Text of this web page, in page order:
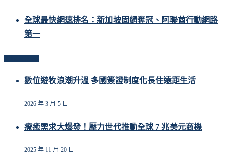
全球最快網速排名：新加坡固網奪冠、阿聯酋行動網路
第一
數位遊牧浪潮升溫 多國簽證制度化長住遠距生活
2026 年 3 月 5 日
療癒需求大爆發！壓力世代推動全球 7 兆美元商機
2025 年 11 月 20 日